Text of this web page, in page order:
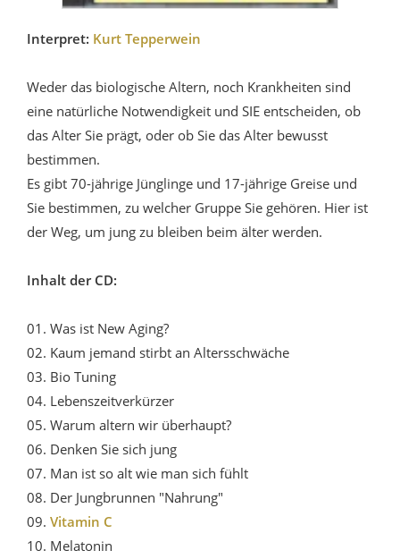
Interpret: Kurt Tepperwein
Weder das biologische Altern, noch Krankheiten sind
eine natürliche Notwendigkeit und SIE entscheiden, ob
das Alter Sie prägt, oder ob Sie das Alter bewusst
bestimmen.
Es gibt 70-jährige Jünglinge und 17-jährige Greise und
Sie bestimmen, zu welcher Gruppe Sie gehören. Hier ist
der Weg, um jung zu bleiben beim älter werden.
Inhalt der CD:
01. Was ist New Aging?
02. Kaum jemand stirbt an Altersschwäche
03. Bio Tuning
04. Lebenszeitverkürzer
05. Warum altern wir überhaupt?
06. Denken Sie sich jung
07. Man ist so alt wie man sich fühlt
08. Der Jungbrunnen "Nahrung"
09. Vitamin C
10. Melatonin